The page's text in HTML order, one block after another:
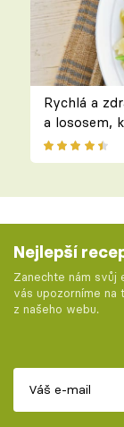
Rychlá a
a lososem,
Nejlepší
Zanechte nám svůj
vás upozorníme na
z našeho webu.